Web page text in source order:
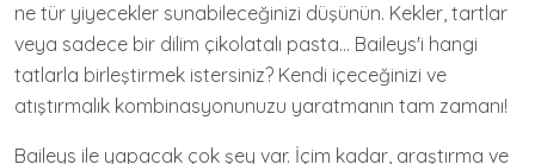
ne tür yiyecekler sunabileceğinizi düşünün. Kekler, tartlar
veya sadece bir dilim çikolatalı pasta… Baileys'i hangi
tatlarla birleştirmek istersiniz? Kendi içeceğinizi ve
atıştırmalık kombinasyonunuzu yaratmanın tam zamanı!
Baileys ile yapacak çok şey var. İçim kadar, araştırma ve